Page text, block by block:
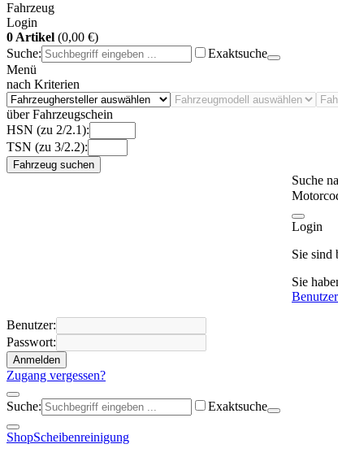
Fahrzeug
Login
0 Artikel (0,00 €)
Suche:
Exaktsuche
Menü
nach Kriterien
über Fahrzeugschein
HSN (zu 2/2.1):
TSN (zu 3/2.2):
Fahrzeug suchen
Suche
Login
Sie sind
Sie
Benutzer:
Passwort:
Anmelden
Zugang vergessen?
Suche: Exaktsuche
ShopScheibenreinigung